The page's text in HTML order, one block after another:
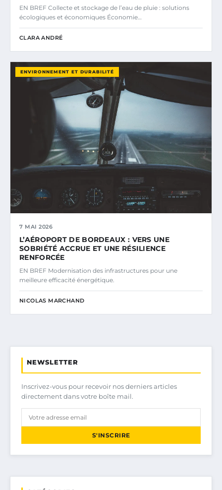
EN BREF Collecte et stockage de l’eau de pluie : solutions
écologiques et économiques Économie…
CLARA ANDRÉ
ENVIRONNEMENT ET DURABILITÉ
7 MAI 2026
L’AÉROPORT DE BORDEAUX : VERS UNE
SOBRIÉTÉ ACCRUE ET UNE RÉSILIENCE
RENFORCÉE
EN BREF Modernisation des infrastructures pour une
meilleure efficacité énergétique.
NICOLAS MARCHAND
NEWSLETTER
Inscrivez-vous pour recevoir nos derniers articles
directement dans votre boîte mail.
S'INSCRIRE